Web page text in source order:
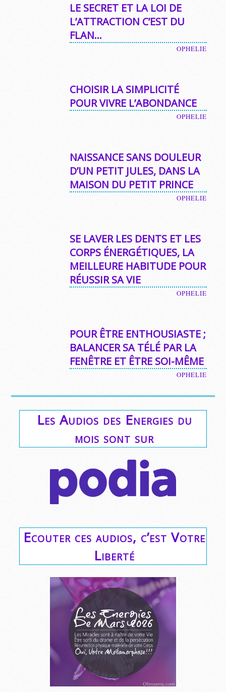
LE SECRET ET LA LOI DE
L’ATTRACTION C’EST DU
FLAN…
OPHELIE
CHOISIR LA SIMPLICITÉ
POUR VIVRE L’ABONDANCE
OPHELIE
NAISSANCE SANS DOULEUR
D’UN PETIT JULES, DANS LA
MAISON DU PETIT PRINCE
OPHELIE
SE LAVER LES DENTS ET LES
CORPS ÉNERGÉTIQUES, LA
MEILLEURE HABITUDE POUR
RÉUSSIR SA VIE
OPHELIE
POUR ÊTRE ENTHOUSIASTE ;
BALANCER SA TÉLÉ PAR LA
FENÊTRE ET ÊTRE SOI-MÊME
OPHELIE
Les Audios des Energies du
mois sont sur
Ecouter ces audios, c’est Votre
Liberté